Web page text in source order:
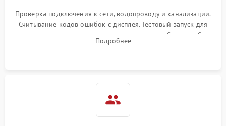
Проверка подключения к сети, водопроводу и канализации.
Считывание кодов ошибок с дисплея. Тестовый запуск для
выявления посторонних шумов, протечек или сбоев в работе
электронного модуля управления.
Подробнее